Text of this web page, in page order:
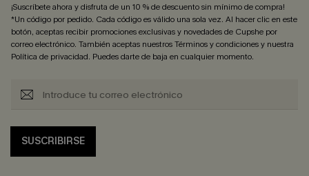
¡Suscríbete ahora y disfruta de un 10 % de descuento sin mínimo de compra!
*Un código por pedido. Cada código es válido una sola vez. Al hacer clic en este
botón, aceptas recibir promociones exclusivas y novedades de Cupshe por
correo electrónico. También aceptas nuestrosTérminos y condicionesy nuestra
Política de privacidad. Puedes darte de baja en cualquier momento.
SUSCRIBIRSE